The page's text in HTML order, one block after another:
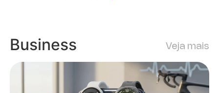
Business Veja mais